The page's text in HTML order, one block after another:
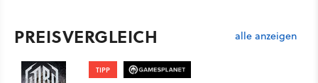
errichten. Was uns sonst noch alles beim Spielen widerfahren
ist, lest ihr am besten in unserer großen Preview nach.
PREISVERGLEICH alle anzeigen
TIPP